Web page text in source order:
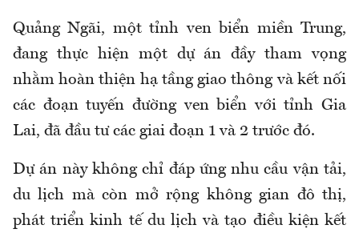
Quảng Ngãi, một tỉnh ven biển miền Trung,
đang thực hiện một dự án đầy tham vọng
nhằm hoàn thiện hạ tầng giao thông và kết nối
các đoạn tuyến đường ven biển với tỉnh Gia
Lai, đã đầu tư các giai đoạn 1 và 2 trước đó.
Dự án này không chỉ đáp ứng nhu cầu vận tải,
du lịch mà còn mở rộng không gian đô thị,
phát triển kinh tế du lịch và tạo điều kiện kết